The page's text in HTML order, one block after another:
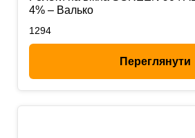
4% – Валько
1294
Переглянути